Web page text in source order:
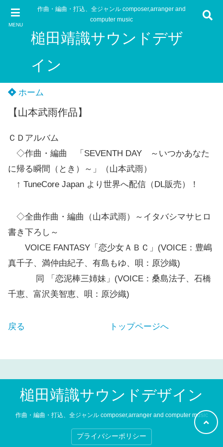
MENU
作曲・編曲・打込、全ジャンル composer,arranger and
computer music
槌田靖識サウンドデザ
イン
ホーム
【山本武雨作品】
ＣＤアルバム
◇作曲・編曲 「SEVENTH DAY ～いつかあなた
に帰る瞬間（とき）～」（山本武雨）
↑ TuneCore Japan より世界へ配信（DL販売）！
◇全曲作曲・編曲（山本武雨）～イタバシマサヒロ
書き下ろし～
VOICE FANTASY「恋少女ＡＢＣ」(VOICE：豊嶋
真千子、満仲由紀子、有島もゆ、唄：原沙織)
同 「恋泥棒三姉妹」(VOICE：桑島法子、石橋
千恵、富沢美智恵、唄：原沙織)
戻る トップページへ
槌田靖識サウンドデザイン
作曲・編曲・打込、全ジャンル composer,arranger and computer music
プライバシーポリシー